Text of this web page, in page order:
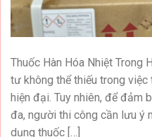
Thuốc Hàn Hóa Nhiệt Trong
tư không thể thiếu trong
hiện đại. Tuy nhiên, để đảm
đa, người thi công cần lưu ý
dụng thuốc […]